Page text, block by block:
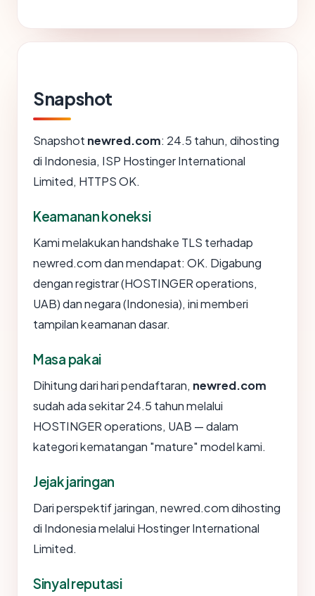
Snapshot
Snapshot newred.com: 24.5 tahun, dihosting
di Indonesia, ISP Hostinger International
Limited, HTTPS OK.
Keamanan koneksi
Kami melakukan handshake TLS terhadap
newred.com dan mendapat: OK. Digabung
dengan registrar (HOSTINGER operations,
UAB) dan negara (Indonesia), ini memberi
tampilan keamanan dasar.
Masa pakai
Dihitung dari hari pendaftaran, newred.com
sudah ada sekitar 24.5 tahun melalui
HOSTINGER operations, UAB — dalam
kategori kematangan "mature" model kami.
Jejak jaringan
Dari perspektif jaringan, newred.com dihosting
di Indonesia melalui Hostinger International
Limited.
Sinyal reputasi